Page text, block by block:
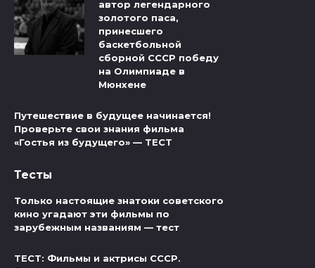
автор легендарного
золотого паса,
принесшего
баскетбольной
сборной СССР победу
на Олимпиаде в
Мюнхене
Путешествие в будущее начинается!
Проверьте свои знания фильма
«Гостья из будущего» — ТЕСТ
Тесты
Только настоящие знатоки советского
кино угадают эти фильмы по
зарубежным названиям — тест
ТЕСТ: Фильмы и актрисы СССР.